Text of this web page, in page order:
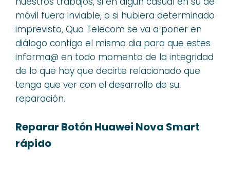
móvil fuera inviable, o si hubiera determinado
imprevisto, Quo Telecom se va a poner en
diálogo contigo el mismo dia para que estes
informa@ en todo momento de la integridad
de lo que hay que decirte relacionado que
tenga que ver con el desarrollo de su
reparación.
Reparar Botón Huawei Nova Smart
rápido